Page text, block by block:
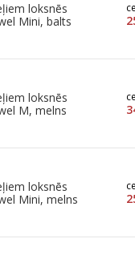
loksnēs
Mini, balts
loksnēs
M, melns
loksnēs
Mini, melns